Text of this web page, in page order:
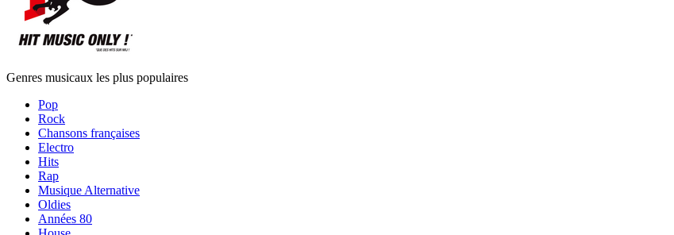
Genres musicaux les plus populaires
Pop
Rock
Chansons françaises
Electro
Hits
Rap
Musique Alternative
Oldies
Années 80